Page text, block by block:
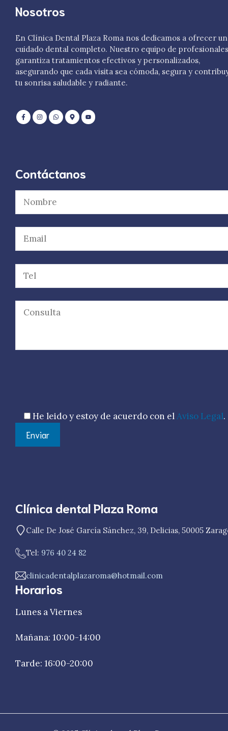
Nosotros
En Clínica Dental Plaza Roma nos dedicamos a ofrecer un
cuidado dental completo. Nuestro equipo de profesionales
garantiza tratamientos efectivos y personalizados,
asegurando que cada visita sea cómoda, segura y
tu sonrisa saludable y radiante.
Contáctanos
He leido y estoy de acuerdo con elAviso Legal.
Clínica dental Plaza Roma
Calle De José García Sánchez, 39, Delicias, 50005
Tel: 976 40 24 82
clinicadentalplazaroma@hotmail.com
Horarios
Lunes a Viernes
Mañana: 10:00-14:00
Tarde: 16:00-20:00